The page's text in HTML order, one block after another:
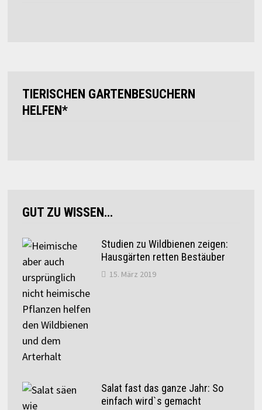
TIERISCHEN GARTENBESUCHERN
HELFEN*
GUT ZU WISSEN…
Studien zu Wildbienen zeigen:
Hausgärten retten Bestäuber
15. März 2019
Salat fast das ganze Jahr: So
einfach wird`s gemacht